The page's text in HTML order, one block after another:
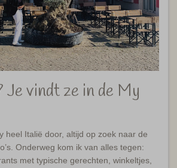
Je vindt ze in de My
heel Italië door, altijd op zoek naar de
Onderweg kom ik van alles tegen:
met typische gerechten, winkeltjes,